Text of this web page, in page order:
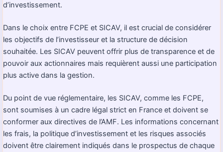
d’investissement.
Dans le choix entre FCPE et SICAV, il est crucial de considérer
les objectifs de l’investisseur et la structure de décision
souhaitée. Les SICAV peuvent offrir plus de transparence et de
pouvoir aux actionnaires mais requièrent aussi une participation
plus active dans la gestion.
Du point de vue réglementaire, les SICAV, comme les FCPE,
sont soumises à un cadre légal strict en France et doivent se
conformer aux directives de l’AMF. Les informations concernant
les frais, la politique d’investissement et les risques associés
doivent être clairement indiqués dans le prospectus de chaque